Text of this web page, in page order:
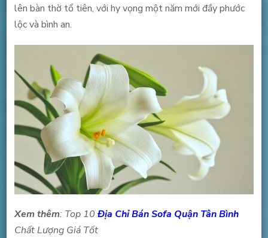
lên bàn thờ tổ tiên, với hy vọng một năm mới đầy phước
lộc và bình an.
Xem thêm: Top 10 Địa Chỉ Bán Sofa Quận Tân Bình
Chất Lượng Giá Tốt